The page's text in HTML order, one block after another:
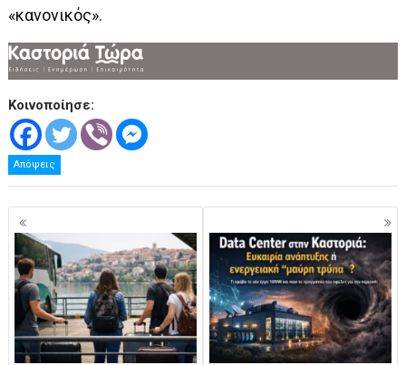
«κανονικός».
Κοινοποίησε:
Απόψεις
Πλοήγηση
άρθρων